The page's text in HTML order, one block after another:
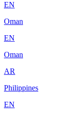
EN
Oman
EN
Oman
AR
Philippines
EN